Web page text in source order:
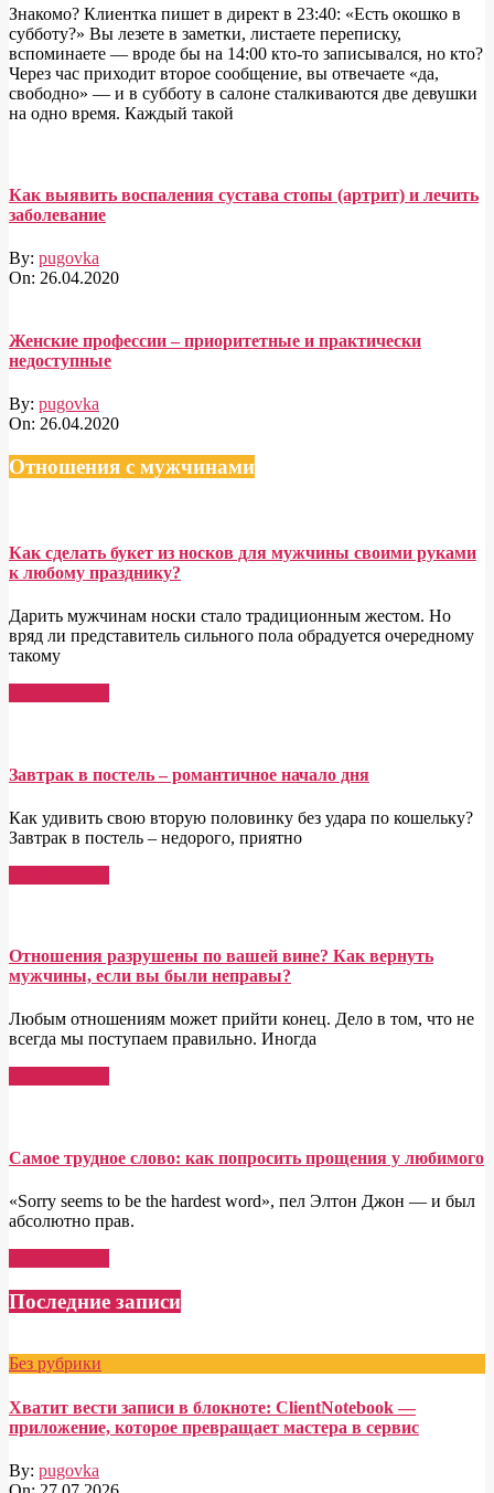
Знакомо? Клиентка пишет в директ в 23:40: «Есть окошко в
субботу?» Вы лезете в заметки, листаете переписку,
вспоминаете — вроде бы на 14:00 кто-то записывался, но кто?
Через час приходит второе сообщение, вы отвечаете «да,
свободно» — и в субботу в салоне сталкиваются две девушки
на одно время. Каждый такой
Как выявить воспаления сустава стопы (артрит) и лечить
заболевание
By: pugovka
On: 26.04.2020
Женские профессии – приоритетные и практически
недоступные
By: pugovka
On: 26.04.2020
Отношения с мужчинами
Как сделать букет из носков для мужчины своими руками
к любому празднику?
Дарить мужчинам носки стало традиционным жестом. Но
вряд ли представитель сильного пола обрадуется очередному
такому
Завтрак в постель – романтичное начало дня
Как удивить свою вторую половинку без удара по кошельку?
Завтрак в постель – недорого, приятно
Отношения разрушены по вашей вине? Как вернуть
мужчины, если вы были неправы?
Любым отношениям может прийти конец. Дело в том, что не
всегда мы поступаем правильно. Иногда
Самое трудное слово: как попросить прощения у любимого
«Sorry seems to be the hardest word», пел Элтон Джон — и был
абсолютно прав.
Последние записи
Без рубрики
Хватит вести записи в блокноте: ClientNotebook —
приложение, которое превращает мастера в сервис
By: pugovka